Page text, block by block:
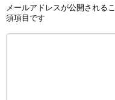
メールアドレスが公開される
須項目です